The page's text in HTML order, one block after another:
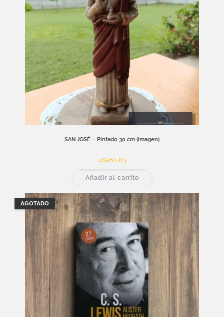
SAN JOSÉ – Pintado 30 cm (Imagen)
u$s60,83
Añadir al carrito
AGOTADO